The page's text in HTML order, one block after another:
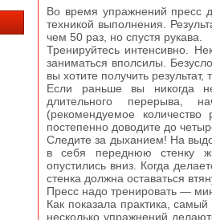
Во время упражнений пресс
техникой выполнения.
чем 50 раз, но спустя рукава.
Тренируйтесь интенсивно.
заниматься вполсилы.
вы хотите получить
Если раньше вы никогда
длительного перерыва,
(рекомендуемое
постепенно доводите до
Следите за дыханием! На
в себя переднюю стенку
опустились вниз. Когда
стенка должна оставаться
Пресс надо тренировать —
Как показала практика,
несколько упражнений